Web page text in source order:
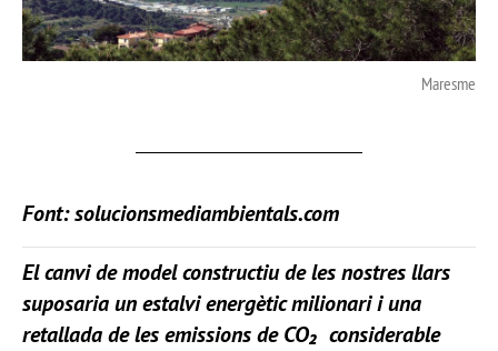
Maresme
Font:solucionsmediambientals.com
El canvi de model constructiu de les nostres llars
suposaria un estalvi energètic milionari i una
retallada de les emissions de CO₂ considerable